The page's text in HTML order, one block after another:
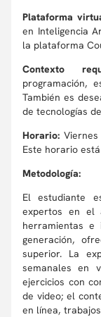
Plataforma
en Inteligencia
la plataforma
Contexto
programación,
También es
de tecnologías
Horario:
Este horario
Metodología:
El estudiante
expertos en el
herramientas e
generación,
superior. La
semanales en
ejercicios con
de video; el
en línea,